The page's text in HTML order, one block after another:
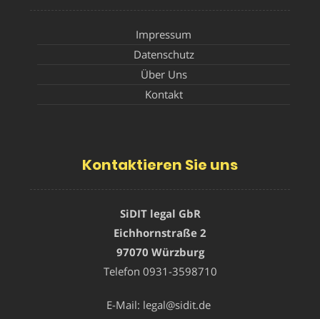
Impressum
Datenschutz
Über Uns
Kontakt
Kontaktieren Sie uns
SiDIT legal GbR
Eichhornstraße 2
97070 Würzburg
Telefon 0931-3598710
E-Mail: legal@sidit.de